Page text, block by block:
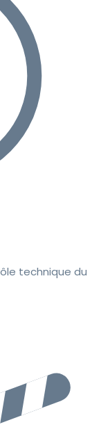
technique du